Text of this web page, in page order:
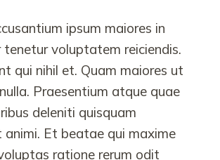
ipsum maiores in
tenetur voluptatem reiciendis.
qui nihil et. Quam maiores ut
Praesentium atque quae
deleniti quisquam
Et beatae qui maxime
ratione rerum odit